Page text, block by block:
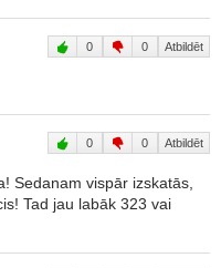
0 0 Atbildēt
0 0 Atbildēt
Sedanam vispār izskatās,
Tad jau labāk 323 vai